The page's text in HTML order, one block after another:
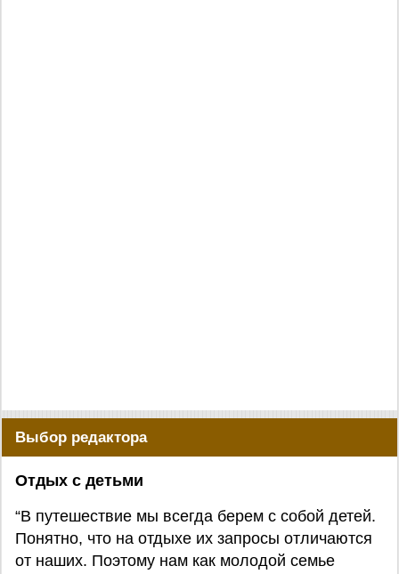
Выбор редактора
Отдых с детьми
“В путешествие мы всегда берем с собой детей.
Понятно, что на отдыхе их запросы отличаются
от наших. Поэтому нам как молодой семье